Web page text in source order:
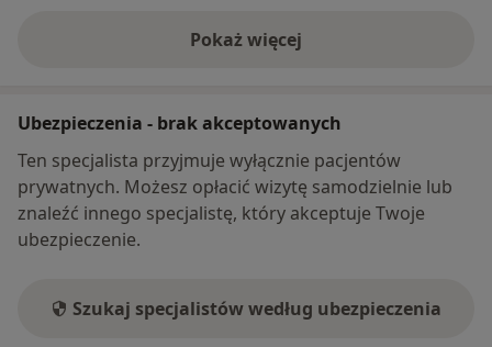
Pokaż więcej
o adresie
Ubezpieczenia - brak akceptowanych
Ten specjalista przyjmuje wyłącznie pacjentów
prywatnych. Możesz opłacić wizytę samodzielnie lub
znaleźć innego specjalistę, który akceptuje Twoje
ubezpieczenie.
Szukaj specjalistów według ubezpieczenia